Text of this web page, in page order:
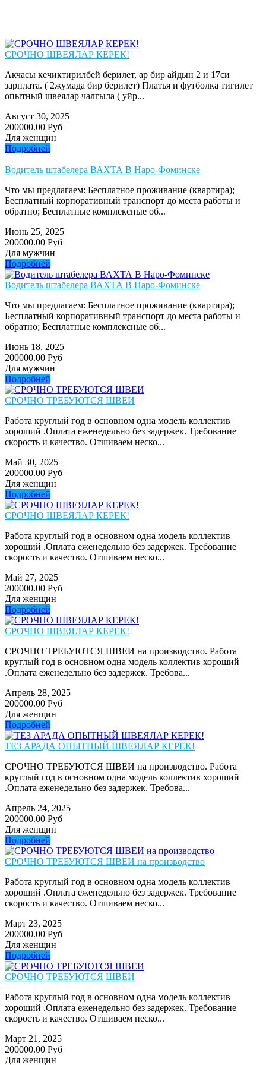
СРОЧНО ШВЕЯЛАР КЕРЕК!
Акчасы кечиктирилбей берилет, ар бир айдын 2 и 17си
зарплата. ( 2жумада бир берилет) Платья и футболка тигилет
опытный швеялар чалгыла ( уйр...
Август 30, 2025
200000.00 Руб
Для женщин
Подробней
Водитель штабелера ВАХТА В Наро-Фоминске
Что мы предлагаем: Бесплатное проживание (квартира);
Бесплатный корпоративный транспорт до места работы и
обратно; Бесплатные комплексные об...
Июнь 25, 2025
200000.00 Руб
Для мужчин
Подробней
Водитель штабелера ВАХТА В Наро-Фоминске
Что мы предлагаем: Бесплатное проживание (квартира);
Бесплатный корпоративный транспорт до места работы и
обратно; Бесплатные комплексные об...
Июнь 18, 2025
200000.00 Руб
Для мужчин
Подробней
СРОЧНО ТРЕБУЮТСЯ ШВЕИ
Работа круглый год в основном одна модель коллектив
хороший .Оплата еженедельно без задержек. Требование
скорость и качество. Отшиваем неско...
Май 30, 2025
200000.00 Руб
Для женщин
Подробней
СРОЧНО ШВЕЯЛАР КЕРЕК!
Работа круглый год в основном одна модель коллектив
хороший .Оплата еженедельно без задержек. Требование
скорость и качество. Отшиваем неско...
Май 27, 2025
200000.00 Руб
Для женщин
Подробней
СРОЧНО ШВЕЯЛАР КЕРЕК!
СРОЧНО ТРЕБУЮТСЯ ШВЕИ на производство. Работа
круглый год в основном одна модель коллектив хороший
.Оплата еженедельно без задержек. Требова...
Апрель 28, 2025
200000.00 Руб
Для женщин
Подробней
ТЕЗ АРАДА ОПЫТНЫЙ ШВЕЯЛАР КЕРЕК!
СРОЧНО ТРЕБУЮТСЯ ШВЕИ на производство. Работа
круглый год в основном одна модель коллектив хороший
.Оплата еженедельно без задержек. Требова...
Апрель 24, 2025
200000.00 Руб
Для женщин
Подробней
СРОЧНО ТРЕБУЮТСЯ ШВЕИ на производство
Работа круглый год в основном одна модель коллектив
хороший .Оплата еженедельно без задержек. Требование
скорость и качество. Отшиваем неско...
Март 23, 2025
200000.00 Руб
Для женщин
Подробней
СРОЧНО ТРЕБУЮТСЯ ШВЕИ
Работа круглый год в основном одна модель коллектив
хороший .Оплата еженедельно без задержек. Требование
скорость и качество. Отшиваем неско...
Март 21, 2025
200000.00 Руб
Для женщин